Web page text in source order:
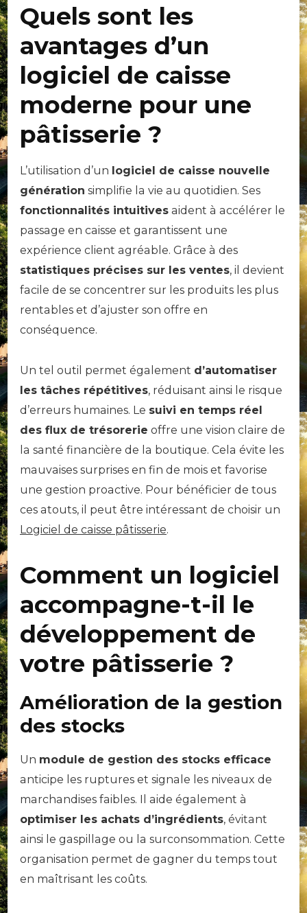
Quels sont les
avantages d’un
logiciel de caisse
moderne pour une
pâtisserie ?
L’utilisation d’un logiciel de caisse nouvelle
génération simplifie la vie au quotidien. Ses
fonctionnalités intuitives aident à accélérer le
passage en caisse et garantissent une
expérience client agréable. Grâce à des
statistiques précises sur les ventes, il devient
facile de se concentrer sur les produits les plus
rentables et d’ajuster son offre en
conséquence.
Un tel outil permet également d’automatiser
les tâches répétitives, réduisant ainsi le risque
d’erreurs humaines. Le suivi en temps réel
des flux de trésorerie offre une vision claire de
la santé financière de la boutique. Cela évite les
mauvaises surprises en fin de mois et favorise
une gestion proactive. Pour bénéficier de tous
ces atouts, il peut être intéressant de choisir un
Logiciel de caisse pâtisserie.
Comment un logiciel
accompagne-t-il le
développement de
votre pâtisserie ?
Amélioration de la gestion
des stocks
Un module de gestion des stocks efficace
anticipe les ruptures et signale les niveaux de
marchandises faibles. Il aide également à
optimiser les achats d’ingrédients, évitant
ainsi le gaspillage ou la surconsommation. Cette
organisation permet de gagner du temps tout
en maîtrisant les coûts.